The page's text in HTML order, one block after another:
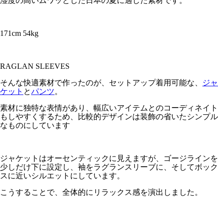
171cm 54kg
RAGLAN SLEEVES
そんな快適素材で作ったのが、セットアップ着用可能な、
ジャ
ケット とパンツ。
素材に独特な表情があり、幅広いアイテムとのコーディネイト
もしやすくするため、比較的デザインは装飾の省いたシンプル
なものにしています
ジャケットはオーセンティックに見えますが、ゴージラインを
少しだけ下に設定し、袖をラグランスリーブに、そしてボック
スに近いシルエットにしています。
こうすることで、全体的にリラックス感を演出しました。